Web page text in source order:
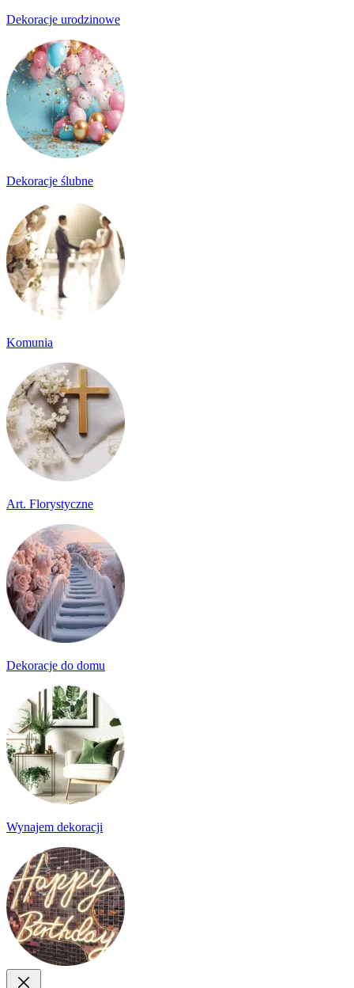
Dekoracje urodzinowe
Dekoracje ślubne
Komunia
Art. Florystyczne
Dekoracje do domu
Wynajem dekoracji